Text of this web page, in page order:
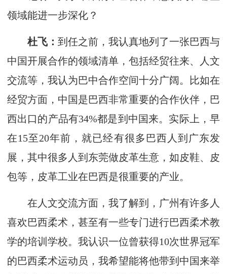
领域能进一步深化？
杜飞： 到任之前，我认真地列了一张巴西与
中国开展合作的领域清单，包括经贸往来、人文
交流等，我认为巴中合作空间十分广阔。比如在
经贸方面，中国是巴西非常重要的合作伙伴，巴
西出口的产品有34%都是到中国来。实际上，早
在15至20年前，就已经有很多巴西人到广东发
展，其中很多人到东莞做皮革生意，如皮鞋、皮
包等，皮革工业在巴西是很重要的产业。
在人文交流方面，我了解到，广州有许多人
喜欢巴西柔术，甚至有一些专门进行巴西柔术教
学的培训学校。我认识一位曾获得10次世界冠军
的巴西柔术运动员，我希望能将他带到中国来举